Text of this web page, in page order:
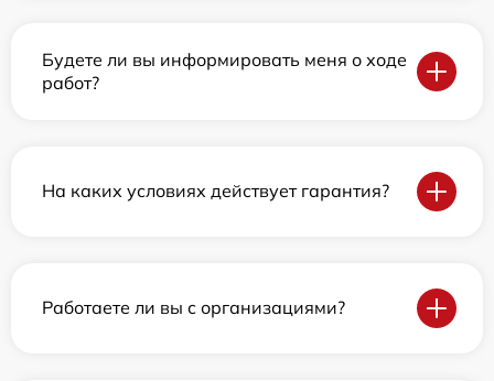
Будете ли вы информировать меня о ходе
работ?
На каких условиях действует гарантия?
Работаете ли вы с организациями?